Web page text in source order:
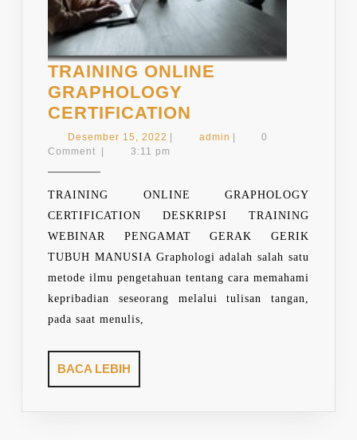
TRAINING ONLINE
GRAPHOLOGY
CERTIFICATION
ONLINE
Desember 15, 2022 Desember
15,
| admin admin
|
0
Comment
| 3:11 pm
TRAINING ONLINE GRAPHOLOGY
CERTIFICATION DESKRIPSI TRAINING
WEBINAR PENGAMAT GERAK GERIK
TUBUH MANUSIA Graphologi adalah salah satu
metode ilmu pengetahuan tentang cara memahami
kepribadian seseorang melalui tulisan tangan,
pada saat menulis,
BACA LEBIH
LEBIH